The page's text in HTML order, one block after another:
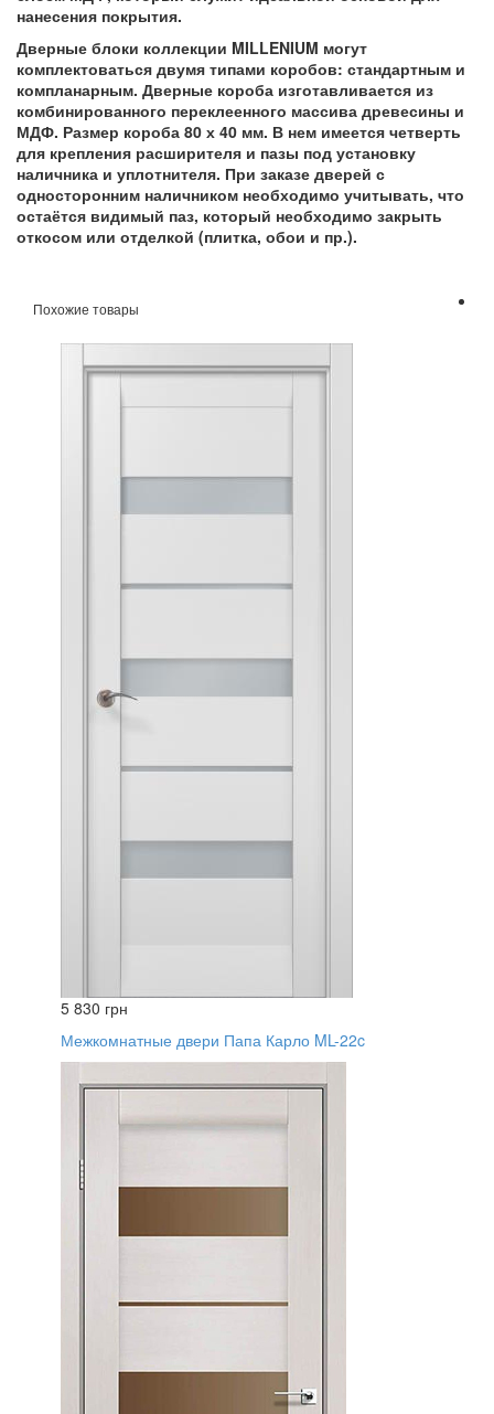
нанесения покрытия.
Дверные блоки коллекции MILLENIUM могут
комплектоваться двумя типами коробов: стандартным и
компланарным. Дверные короба изготавливается из
комбинированного переклеенного массива древесины и
МДФ. Размер короба 80 х 40 мм. В нем имеется четверть
для крепления расширителя и пазы под установку
наличника и уплотнителя. При заказе дверей с
односторонним наличником необходимо учитывать, что
остаётся видимый паз, который необходимо закрыть
откосом или отделкой (плитка, обои и пр.).
Похожие товары
5 830 грн
Межкомнатные двери Папа Карло ML-22c